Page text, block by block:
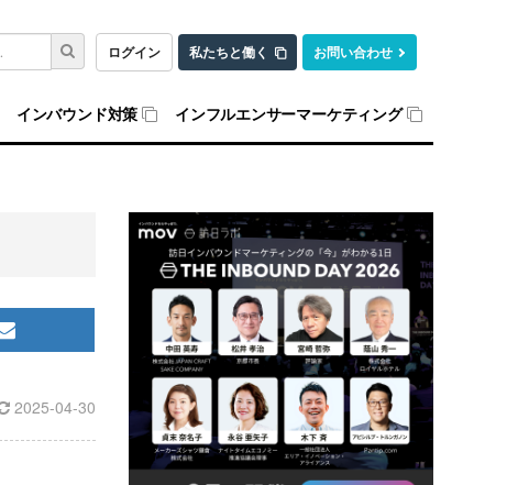
ログイン 私たちと働く お問い合わせ
インバウンド対策 インフルエンサーマーケティング
メ
マ
ガ
2025-04-30